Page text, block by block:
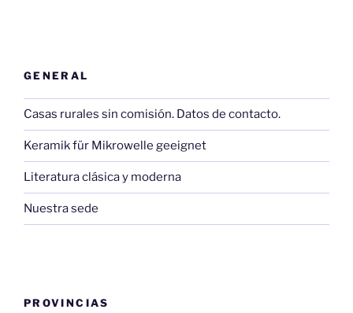
GENERAL
Casas rurales sin comisión. Datos de contacto.
Keramik für Mikrowelle geeignet
Literatura clásica y moderna
Nuestra sede
PROVINCIAS